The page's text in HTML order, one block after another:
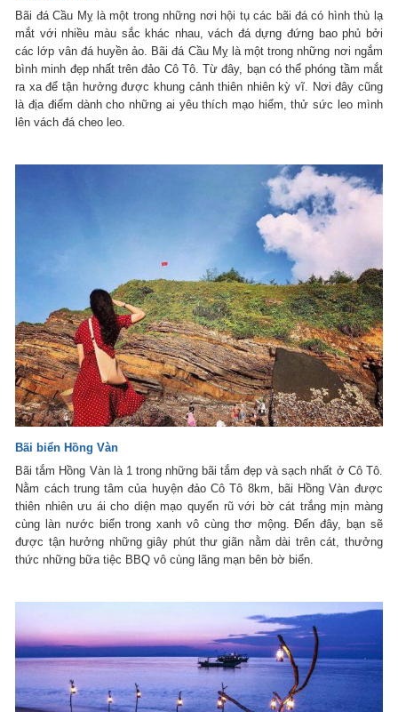
Bãi đá Cầu Mỵ là một trong những nơi hội tụ các bãi đá có hình thù lạ
mắt với nhiều màu sắc khác nhau, vách đá dựng đứng bao phủ bởi
các lớp vân đá huyền ảo. Bãi đá Cầu Mỵ là một trong những nơi ngắm
bình minh đẹp nhất trên đảo Cô Tô. Từ đây, bạn có thể phóng tầm mắt
ra xa để tận hưởng được khung cảnh thiên nhiên kỳ vĩ. Nơi đây cũng
là địa điểm dành cho những ai yêu thích mạo hiểm, thử sức leo mình
lên vách đá cheo leo.
Bãi biển Hồng Vàn
Bãi tắm Hồng Vàn là 1 trong những bãi tắm đẹp và sạch nhất ở Cô Tô.
Nằm cách trung tâm của huyện đảo Cô Tô 8km, bãi Hồng Vàn được
thiên nhiên ưu ái cho diện mạo quyến rũ với bờ cát trắng mịn màng
cùng làn nước biển trong xanh vô cùng thơ mộng. Đến đây, bạn sẽ
được tận hưởng những giây phút thư giãn nằm dài trên cát, thưởng
thức những bữa tiệc BBQ vô cùng lãng mạn bên bờ biển.